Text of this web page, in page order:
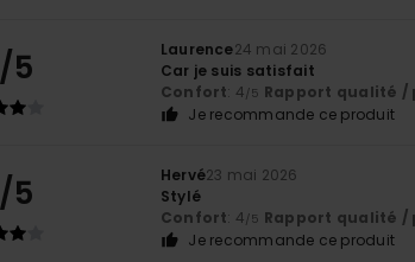
/5 Laurence24 mai 2026
Car je suis satisfait
Confort: 4/5 Rapport qualité /
Je recommande ce produit
/5 Hervé23 mai 2026
Stylé
Confort: 4/5 Rapport qualité /
Je recommande ce produit